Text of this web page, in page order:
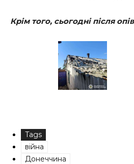
Крім того, сьогодні після
Tags
війна
Донеччина